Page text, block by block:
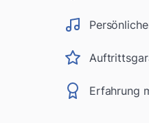
Erfahrung